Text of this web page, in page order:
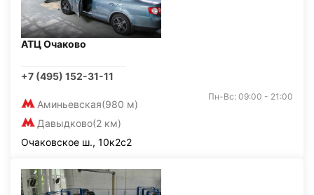
АТЦ Очаково
+7 (495) 152-31-11
Аминьевская(980 м)
Давыдково(2 км)
Пн-Вс: 09:00 - 21:00
Очаковское ш., 10к2с2